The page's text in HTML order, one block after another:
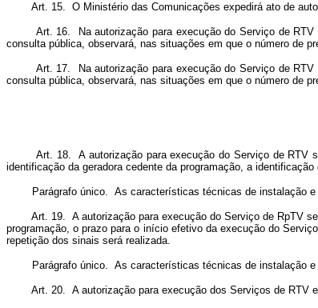
Art. 15. O Ministério das Comunicações expedirá ato de
Art. 16. Na autorização para execução do Serviço de RTV
consulta pública, observará, nas situações em que o número de
Art. 17. Na autorização para execução do Serviço de RTV
consulta pública, observará, nas situações em que o número de
Art. 18. A autorização para execução do Serviço de RTV
identificação da geradora cedente da programação, a
Parágrafo único. As características técnicas de instalação e
Art. 19. A autorização para execução do Serviço de RpTV
programação, o prazo para o início efetivo da execução do
repetição dos sinais será realizada.
Parágrafo único. As características técnicas de instalação e
Art. 20. A autorização para execução dos Serviços de RTV e